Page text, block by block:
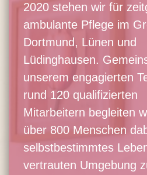
2020 stehen wir für
ambulante Pflege im
Dortmund, Lünen und
Lüdinghausen.
unserem engagierten
rund 120 qualifizierten
Mitarbeitern begleiten
über 800 Menschen
selbstbestimmtes
vertrauten Umgebung